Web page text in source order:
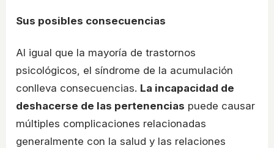
Sus posibles consecuencias
Al igual que la mayoría de trastornos
psicológicos, el síndrome de la acumulación
conlleva consecuencias. La incapacidad de
deshacerse de las pertenencias puede causar
múltiples complicaciones relacionadas
generalmente con la salud y las relaciones